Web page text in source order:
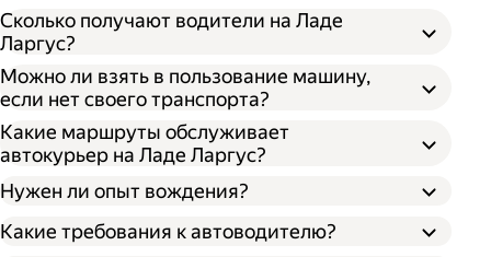
Сколько получают водители на Ладе
Ларгус?
Можно ли взять в пользование машину,
если нет своего транспорта?
Какие маршруты обслуживает
автокурьер на Ладе Ларгус?
Нужен ли опыт вождения?
Какие требования к автоводителю?